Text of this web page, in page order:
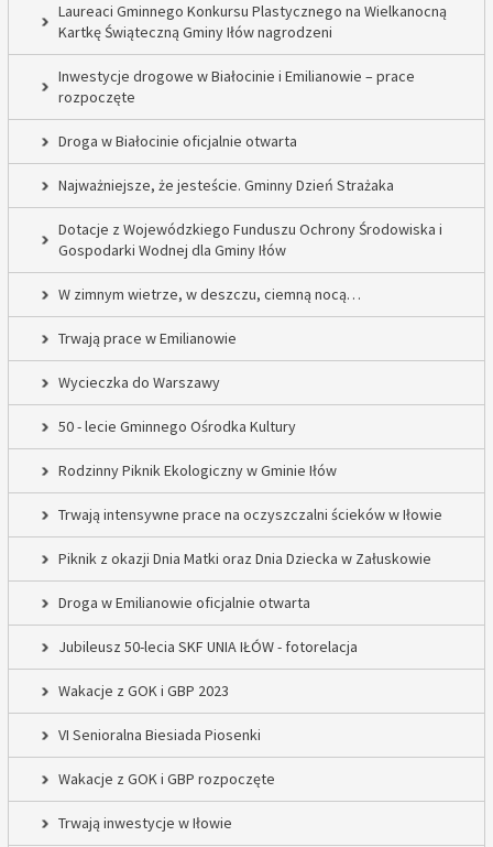
Laureaci Gminnego Konkursu Plastycznego na Wielkanocną
Kartkę Świąteczną Gminy Iłów nagrodzeni
Inwestycje drogowe w Białocinie i Emilianowie – prace
rozpoczęte
Droga w Białocinie oficjalnie otwarta
Najważniejsze, że jesteście. Gminny Dzień Strażaka
Dotacje z Wojewódzkiego Funduszu Ochrony Środowiska i
Gospodarki Wodnej dla Gminy Iłów
W zimnym wietrze, w deszczu, ciemną nocą…
Trwają prace w Emilianowie
Wycieczka do Warszawy
50 - lecie Gminnego Ośrodka Kultury
Rodzinny Piknik Ekologiczny w Gminie Iłów
Trwają intensywne prace na oczyszczalni ścieków w Iłowie
Piknik z okazji Dnia Matki oraz Dnia Dziecka w Załuskowie
Droga w Emilianowie oficjalnie otwarta
Jubileusz 50-lecia SKF UNIA IŁÓW - fotorelacja
Wakacje z GOK i GBP 2023
VI Senioralna Biesiada Piosenki
Wakacje z GOK i GBP rozpoczęte
Trwają inwestycje w Iłowie